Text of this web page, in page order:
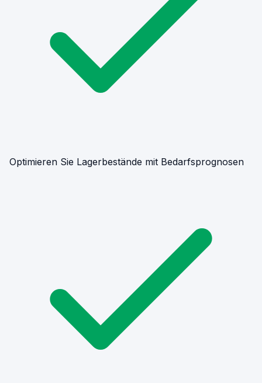
Optimieren Sie Lagerbestände mit Bedarfsprognosen